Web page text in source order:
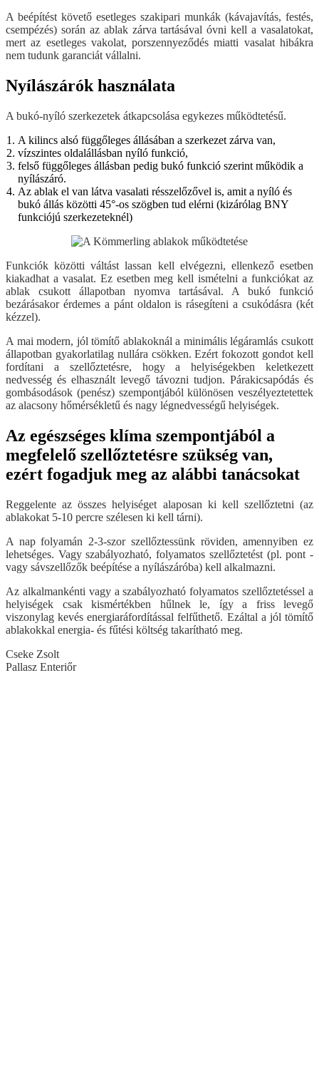
A beépítést követő esetleges szakipari munkák (kávajavítás, festés,
csempézés) során az ablak zárva tartásával óvni kell a vasalatokat,
mert az esetleges vakolat, porszennyeződés miatti vasalat hibákra
nem tudunk garanciát vállalni.
Nyílászárók használata
A bukó-nyíló szerkezetek átkapcsolása egykezes működtetésű.
A kilincs alsó függőleges állásában a szerkezet zárva van,
vízszintes oldalállásban nyíló funkció,
felső függőleges állásban pedig bukó funkció szerint működik a
nyílászáró.
Az ablak el van látva vasalati résszelőzővel is, amit a nyíló és
bukó állás közötti 45°-os szögben tud elérni (kizárólag BNY
funkciójú szerkezeteknél)
Funkciók közötti váltást lassan kell elvégezni, ellenkező esetben
kiakadhat a vasalat. Ez esetben meg kell ismételni a funkciókat az
ablak csukott állapotban nyomva tartásával. A bukó funkció
bezárásakor érdemes a pánt oldalon is rásegíteni a csukódásra (két
kézzel).
A mai modern, jól tömítő ablakoknál a minimális légáramlás csukott
állapotban gyakorlatilag nullára csökken. Ezért fokozott gondot kell
fordítani a szellőztetésre, hogy a helyiségekben keletkezett
nedvesség és elhasznált levegő távozni tudjon. Párakicsapódás és
gombásodások (penész) szempontjából különösen veszélyeztetettek
az alacsony hőmérsékletű és nagy légnedvességű helyiségek.
Az egészséges klíma szempontjából a
megfelelő szellőztetésre szükség van,
ezért fogadjuk meg az alábbi tanácsokat
Reggelente az összes helyiséget alaposan ki kell szellőztetni (az
ablakokat 5-10 percre szélesen ki kell tárni).
A nap folyamán 2-3-szor szellőztessünk röviden, amennyiben ez
lehetséges. Vagy szabályozható, folyamatos szellőztetést (pl. pont -
vagy sávszellőzők beépítése a nyílászáróba) kell alkalmazni.
Az alkalmankénti vagy a szabályozható folyamatos szellőztetéssel a
helyiségek csak kismértékben hűlnek le, így a friss levegő
viszonylag kevés energiaráfordítással felfűthető. Ezáltal a jól tömítő
ablakokkal energia- és fűtési költség takarítható meg.
Cseke Zsolt
Pallasz Enteriőr